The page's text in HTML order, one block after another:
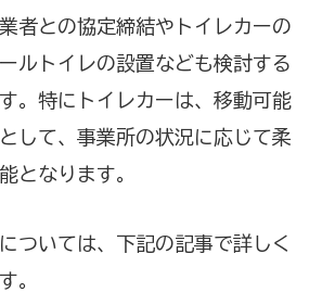
者との協定締結やトイレカーの
ルトイレの設置なども検討する
。特にトイレカーは、移動可能
して、事業所の状況に応じて柔
となります。
ついては、下記の記事で詳しく
。